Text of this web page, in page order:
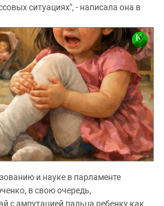
ситуациях", - написала она в
и науке в парламенте
в свою очередь,
с ампутацией пальца ребенку как